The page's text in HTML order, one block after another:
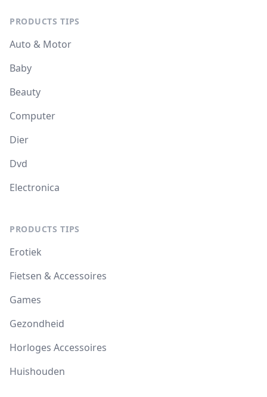
PRODUCTS TIPS
Auto & Motor
Baby
Beauty
Computer
Dier
Dvd
Electronica
PRODUCTS TIPS
Erotiek
Fietsen & Accessoires
Games
Gezondheid
Horloges Accessoires
Huishouden